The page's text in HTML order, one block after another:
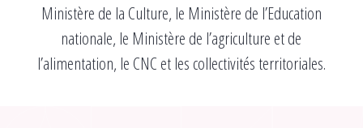
Ministère de la Culture, le Ministère de l’Education
nationale, le Ministère de l’agriculture et de
l’alimentation, le CNC et les collectivités territoriales.